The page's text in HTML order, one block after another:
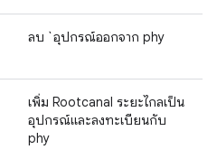
ลบ `อุปกรณ์ออกจาก phy
เพิ่ม Rootcanal ระยะไกลเป็น
อุปกรณ์และลงทะเบียนกับ
phy